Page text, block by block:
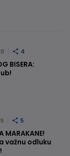
4
BISERA:
5
MARAKANE!
važnu odluku